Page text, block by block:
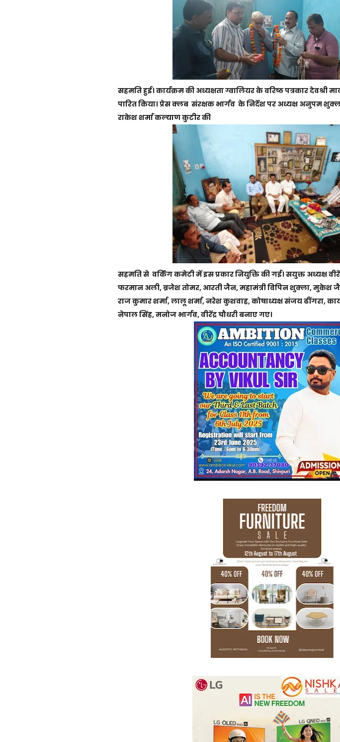
सहमति हुई। कार्यक्रम की अध्यक्षता ग्वालियर के वरिष्ठ पत्रकार देवश्री
पारित किया। प्रेस क्लब संरक्षक भार्गव के निर्देश पर अध्यक्ष अनुपम
राकेश शर्मा कल्याण कुटीर की
सहमति से वर्किंग कमेटी में इस प्रकार नियुक्ति की गई। सयुक्त अध्यक्ष
फरमान अली, ब्रजेश तोमर, आरती जैन, महामंत्री विपिन शुक्ला, मुकेश
राज कुमार शर्मा, लालू शर्मा, नरेश कुशवाह, कोषाध्यक्ष संजय ढींगरा,
नेपाल सिंह, मनोज भार्गव, वीरेंद्र चौधरी बनाए गए।